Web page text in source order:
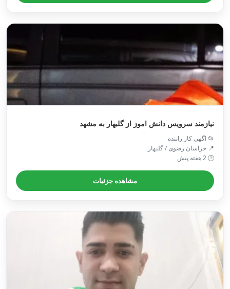
نیازمند سرویس دانش اموز از گلبهار به مشهد
📂 اگهی کار راننده
📍 خراسان رضوی / گلبهار
🕒 2 هفته پیش
مشاهده جزئیات